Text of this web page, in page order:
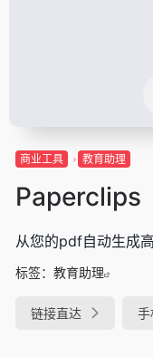
商业工具 教育助理
Paperclips
从您的pdf自动生成
标签： 教育助理
链接直达 手